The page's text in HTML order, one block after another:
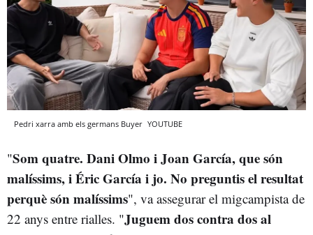
Pedri xarra amb els germans Buyer YOUTUBE
"Som quatre. Dani Olmo i Joan García, que són
malíssims, i Éric García i jo. No preguntis el resultat
perquè són malíssims", va assegurar el migcampista de
22 anys entre rialles. "Juguem dos contra dos al